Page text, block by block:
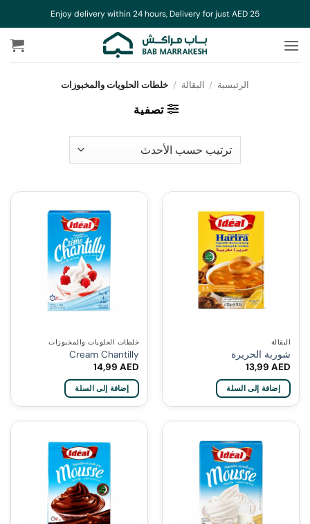
للمحتوى
Enjoy delivery within 24 hours, Delivery for just AED 25
الرئيسية / البقالة / خلطات الحلويات والمخبوزات
تصفية
البقالة
شوربة الحريرة
13,99AED
إضافة إلى السلة
خلطات الحلويات والمخبوزات
Cream Chantilly
14,99AED
إضافة إلى السلة